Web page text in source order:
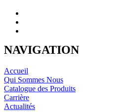
NAVIGATION
Accueil
Qui Sommes Nous
Catalogue des Produits
Carrière
Actualités